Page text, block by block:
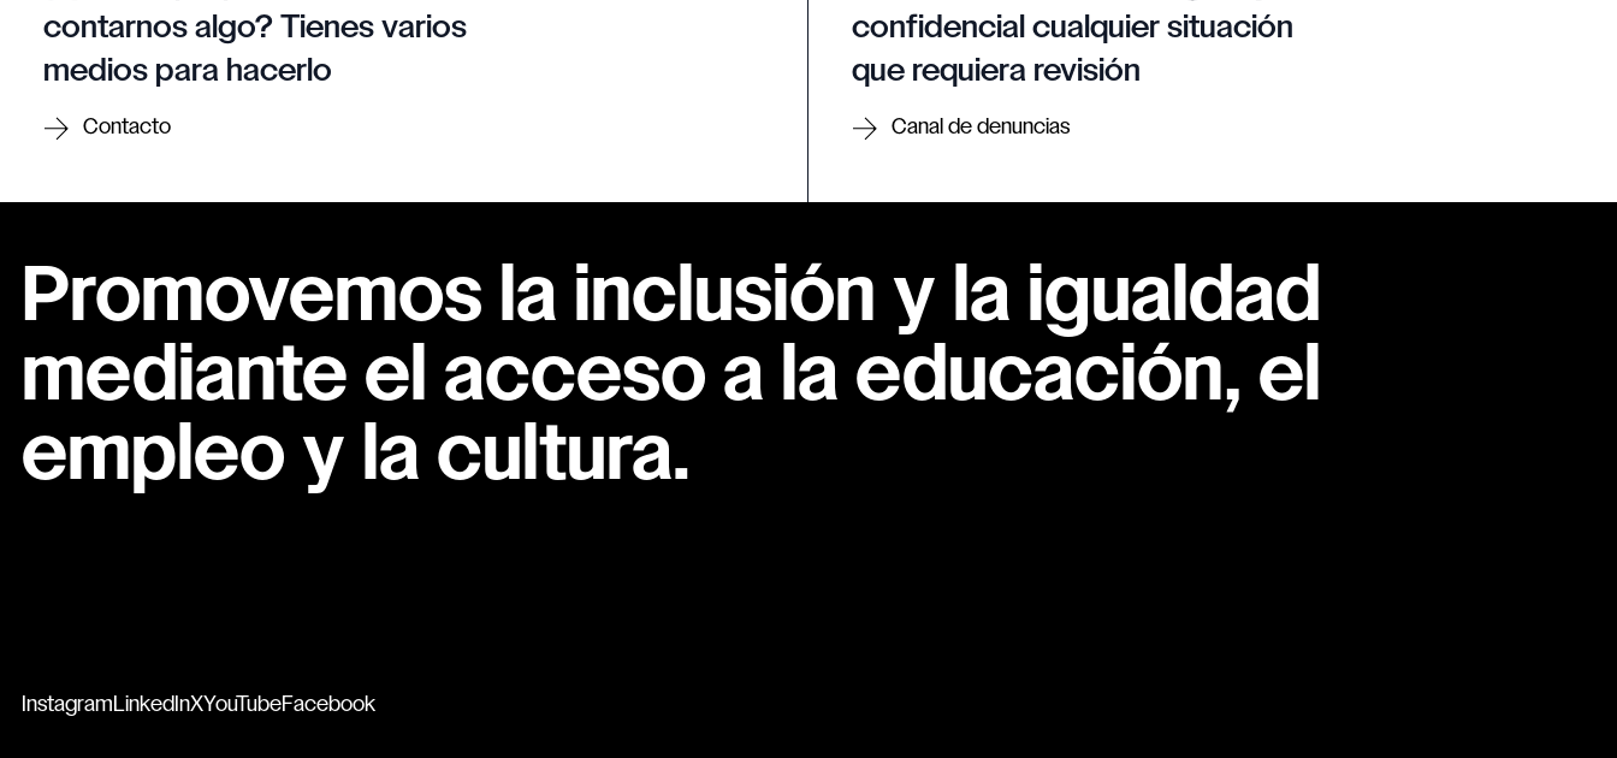
contarnos algo? Tienes varios
medios para hacerlo
Contacto
confidencial cualquier situación
que requiera revisión
Canal de denuncias
Promovemos la inclusión y la igualdad
mediante el acceso a la educación, el
empleo y la cultura.
Instagram LinkedInXYouTubeFacebook